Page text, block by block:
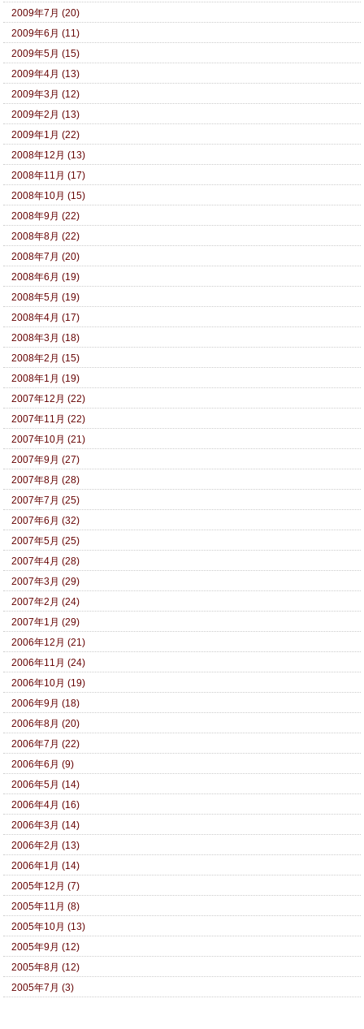
2009年7月 (20)
2009年6月 (11)
2009年5月 (15)
2009年4月 (13)
2009年3月 (12)
2009年2月 (13)
2009年1月 (22)
2008年12月 (13)
2008年11月 (17)
2008年10月 (15)
2008年9月 (22)
2008年8月 (22)
2008年7月 (20)
2008年6月 (19)
2008年5月 (19)
2008年4月 (17)
2008年3月 (18)
2008年2月 (15)
2008年1月 (19)
2007年12月 (22)
2007年11月 (22)
2007年10月 (21)
2007年9月 (27)
2007年8月 (28)
2007年7月 (25)
2007年6月 (32)
2007年5月 (25)
2007年4月 (28)
2007年3月 (29)
2007年2月 (24)
2007年1月 (29)
2006年12月 (21)
2006年11月 (24)
2006年10月 (19)
2006年9月 (18)
2006年8月 (20)
2006年7月 (22)
2006年6月 (9)
2006年5月 (14)
2006年4月 (16)
2006年3月 (14)
2006年2月 (13)
2006年1月 (14)
2005年12月 (7)
2005年11月 (8)
2005年10月 (13)
2005年9月 (12)
2005年8月 (12)
2005年7月 (3)